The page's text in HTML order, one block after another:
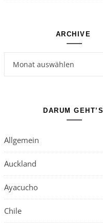
ARCHIVE
DARUM GEHT’S
Allgemein
Auckland
Ayacucho
Chile